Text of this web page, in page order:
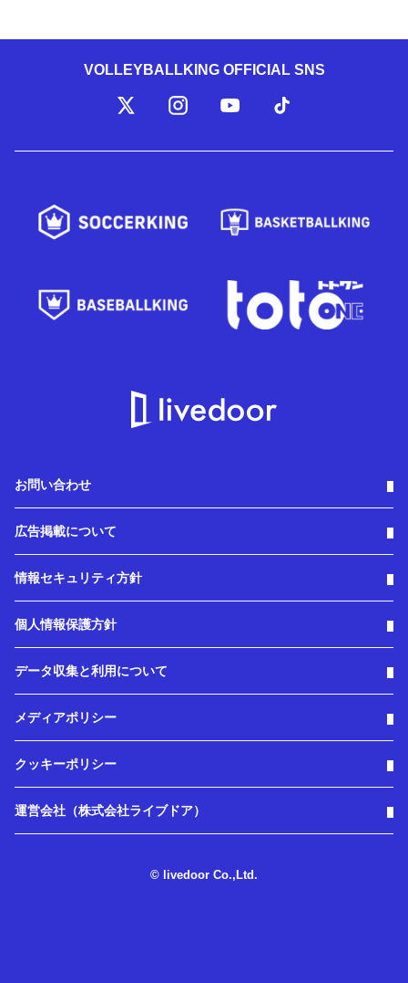
VOLLEYBALLKING OFFICIAL SNS
お問い合わせ
広告掲載について
情報セキュリティ方針
個人情報保護方針
データ収集と利用について
メディアポリシー
クッキーポリシー
運営会社（株式会社ライブドア）
© livedoor Co.,Ltd.